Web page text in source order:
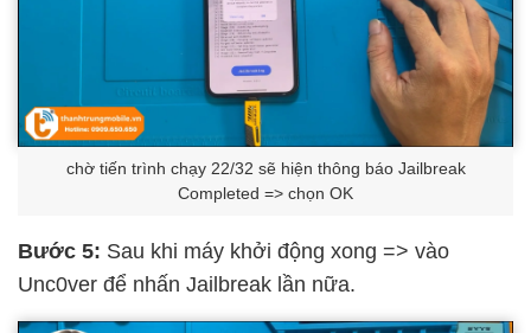
chờ tiến trình chạy 22/32 sẽ hiện thông báo Jailbreak
Completed => chọn OK
Bước 5: Sau khi máy khởi động xong => vào
Unc0ver để nhấn Jailbreak lần nữa.